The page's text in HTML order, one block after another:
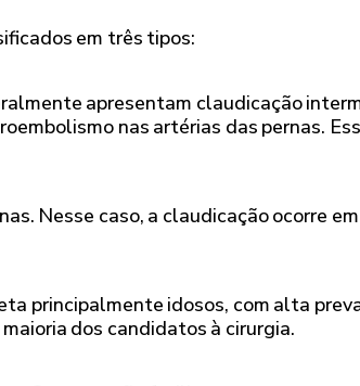
em três tipos:
apresentam claudicação
nas artérias das pernas.
Nesse caso, a claudicação ocorre
principalmente idosos, com alta
dos candidatos à cirurgia.